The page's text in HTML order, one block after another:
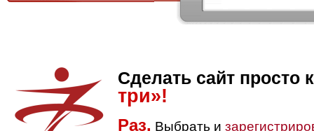
Сделать сайт просто
три»!
Раз. Выбрать и